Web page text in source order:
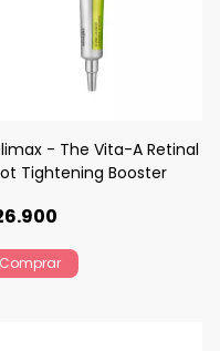
- The Vita-A Retinal
Tightening Booster